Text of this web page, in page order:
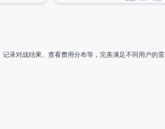
录对战结果、查看费用分布等，完美满足不同用户的需